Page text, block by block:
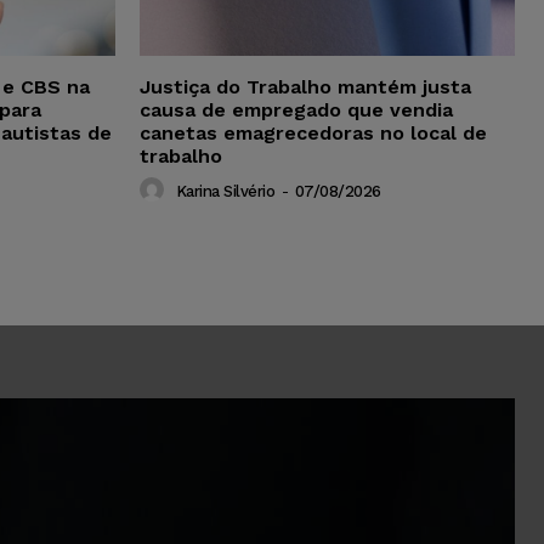
CBS na
de
Justiça do Trabalho mantém justa
causa de empregado que vendia
canetas emagrecedoras no local de
trabalho
Karina Silvério - 07/08/2026